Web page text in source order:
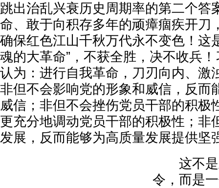
跳出治乱兴衰历史周期率的第二个答
命、敢于向积存多年的顽瘴痼疾开刀
确保红色江山千秋万代永不变色！这
魂的大革命”，不获全胜，决不收兵
认为：进行自我革命，刀刃向内、激
非但不会影响党的形象和威信，反而
威信；非但不会挫伤党员干部的积极
更充分地调动党员干部的积极性；非
发展，反而能够为高质量发展提供坚
这不是
令，而是